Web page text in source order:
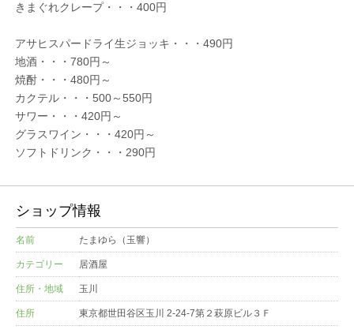
きまぐれクレープ・・・400円
アサヒスパードライ生ジョッキ・・・490円
地酒・・・780円～
焼酎・・・480円～
カクテル・・・500～550円
サワー・・・420円～
グラスワイン・・・420円～
ソフトドリンク・・・290円
ショップ情報
名前 たまゆら（玉響）
カテゴリー 居酒屋
住所・地域 玉川
住所 東京都世田谷区玉川 2-24-7第２萩原ビル３Ｆ